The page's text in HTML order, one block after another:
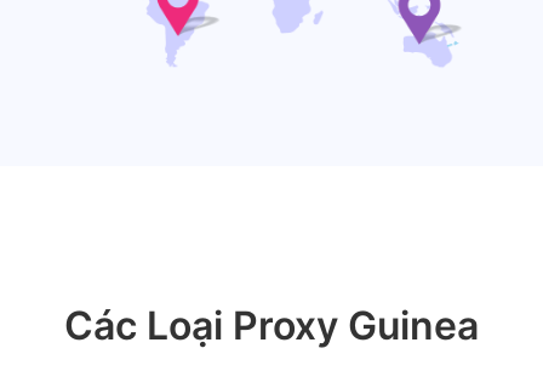
Các Loại Proxy Guinea